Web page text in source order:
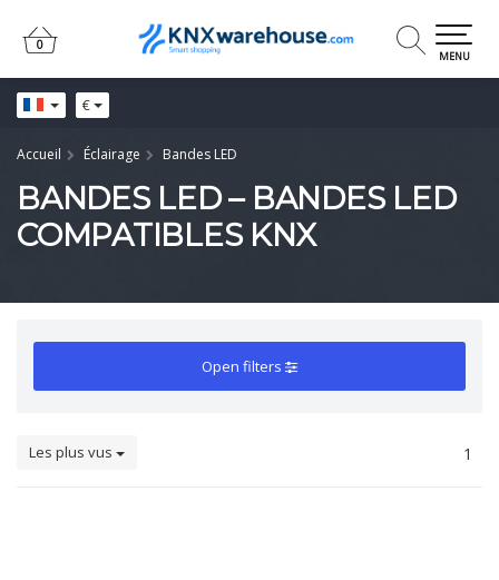
€
0
0
MENU
Accueil Éclairage Bandes LED
BANDES LED – BANDES LED
COMPATIBLES KNX
Open filters
Les plus vus 1